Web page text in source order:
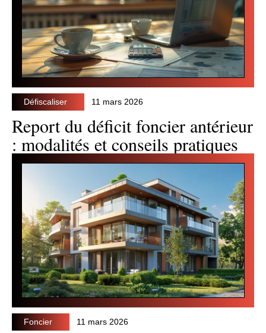
Défiscaliser 11 mars 2026
Report du déficit foncier antérieur
: modalités et conseils pratiques
Foncier 11 mars 2026